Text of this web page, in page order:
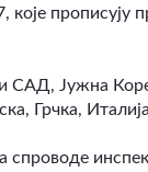
које прописују
Јужна
Грчка,
спроводе